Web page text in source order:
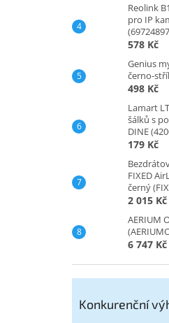
Reolink
pro IP
578 Kč
Genius
černo-
498 Kč
Lamart
šálků s
DINE
179 Kč
FIXED
černý
2 015 Kč
AERIUM
6 747 Kč
Konkurenční